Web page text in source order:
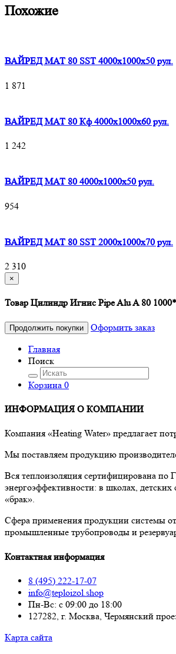
Похожие
ВАЙРЕД МАТ 80 SST 4000x1000x50 рул.
1 871
ВАЙРЕД МАТ 80 Кф 4000x1000x60 рул.
1 242
ВАЙРЕД МАТ 80 4000x1000x50 рул.
954
ВАЙРЕД МАТ 80 SST 2000x1000x70 рул.
2 310
×
Товар Цилиндр Игнис Pipe Alu A 80
Продолжить покупки
Оформить заказ
Главная
Поиск
Корзина 0
ИНФОРМАЦИЯ О КОМПАНИИ
Компания «Heating Water» предлагает
Мы поставляем продукцию
Вся теплоизоляция сертифицирована
энергоэффективности: в школах,
«брак».
Сфера применения продукции системы
промышленные трубопроводы и
Контактная информация
8 (495) 222-17-07
info@teploizol.shop
Пн-Вс: с 09:00 до 18:00
127282, г. Москва, Чермянский
Карта сайта